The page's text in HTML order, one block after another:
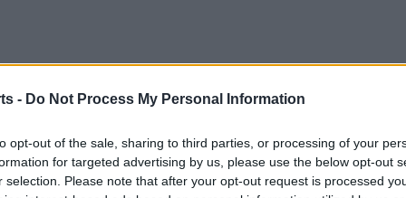
- Do Not Process My Personal Information
opt-out of the sale, sharing to third parties, or processing of your
for targeted advertising by us, please use the below opt-out
selection. Please note that after your opt-out request is processed
Luisito, Raimon, Joab Fatsini (Robert Beltran, 70′),
Gallego (Robert López, 76′), Àlex Pérez (Brian, 87′).